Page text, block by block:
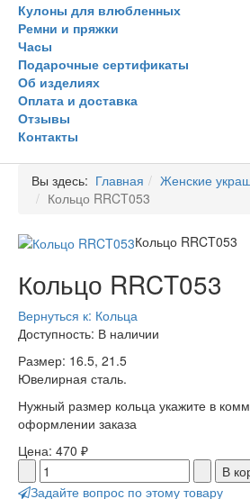
Кулоны для влюбленных
Ремни и пряжки
Часы
Подарочные сертификаты
Об изделиях
Оплата и доставка
Отзывы
Контакты
Вы здесь: Главная Женские
Кольцо RRCT053
Кольцо RRCT053
Кольцо RRCT053
Вернуться к: Кольца
Доступность: В наличии
Размер: 16.5, 21.5
Ювелирная сталь.
Нужный размер кольца укажите в
оформлении заказа
Цена: 470 ₽
Задайте вопрос по этому товару